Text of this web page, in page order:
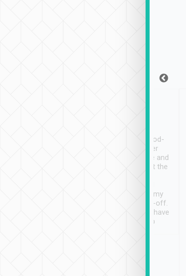
service, vehicles in good-
condition and the driver
service was awesome and
thoughtful. Driver went the
have safely arrived at my
destination after drop-off.
Definitely something I have
not seen elsewhere 👍